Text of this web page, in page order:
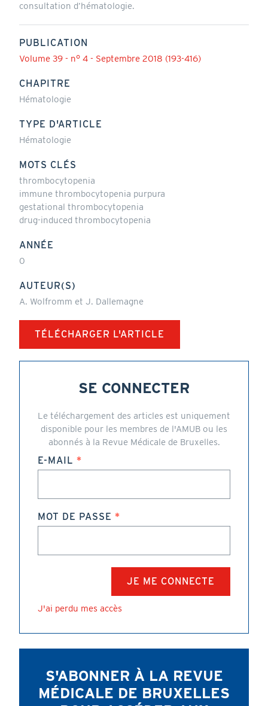
consultation d’hématologie.
PUBLICATION
Volume 39 - n° 4 - Septembre 2018 (193-416)
CHAPITRE
Hématologie
TYPE D'ARTICLE
Hématologie
MOTS CLÉS
thrombocytopenia
immune thrombocytopenia purpura
gestational thrombocytopenia
drug-induced thrombocytopenia
ANNÉE
0
AUTEUR(S)
A. Wolfromm et J. Dallemagne
TÉLÉCHARGER L'ARTICLE
SE CONNECTER
Le téléchargement des articles est uniquement
disponible pour les membres de l'AMUB ou les
abonnés à la Revue Médicale de Bruxelles.
E-MAIL
MOT DE PASSE
J'ai perdu mes accès
S'ABONNER À LA REVUE
MÉDICALE DE BRUXELLES